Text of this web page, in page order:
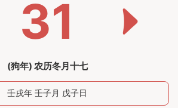
31
(狗年) 农历冬月十七
壬戌年 壬子月 戊子日